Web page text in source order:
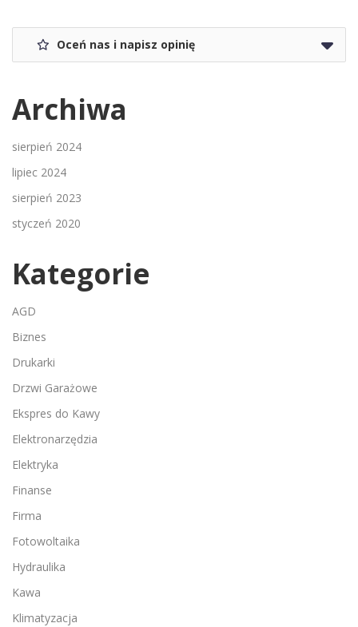
Oceń nas i napisz opinię
Archiwa
sierpień 2024
lipiec 2024
sierpień 2023
styczeń 2020
Kategorie
AGD
Biznes
Drukarki
Drzwi Garażowe
Ekspres do Kawy
Elektronarzędzia
Elektryka
Finanse
Firma
Fotowoltaika
Hydraulika
Kawa
Klimatyzacja